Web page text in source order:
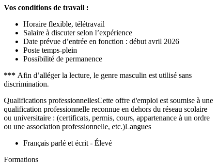
Vos conditions de travail :
Horaire flexible, télétravail
Salaire à discuter selon l’expérience
Date prévue d’entrée en fonction : début avril 2026
Poste temps-plein
Possibilité de permanence
*** Afin d’alléger la lecture, le genre masculin est utilisé sans
discrimination.
Qualifications professionnellesCette offre d'emploi est soumise à une
qualification professionnelle reconnue en dehors du réseau scolaire
ou universitaire : (certificats, permis, cours, appartenance à un ordre
ou une association professionnelle, etc.)Langues
Français parlé et écrit - Élevé
Formations